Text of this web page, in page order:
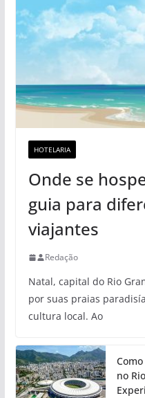
HOTELARIA
Onde se
guia para
viajantes
Redação
Natal, capital do Rio
por suas praias
cultura local. Ao
no